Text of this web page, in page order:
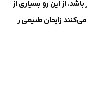
از این رو بسیاری از
زایمان طبیعی را